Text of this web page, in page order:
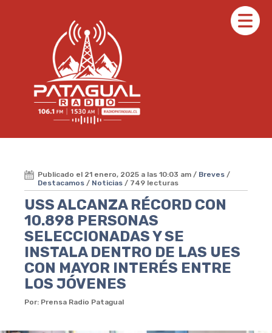
Publicado el 21 enero, 2025 a las 10:03 am / Breves /
Destacamos / Noticias / 749 lecturas
USS ALCANZA RÉCORD CON
10.898 PERSONAS
SELECCIONADAS Y SE
INSTALA DENTRO DE LAS UES
CON MAYOR INTERÉS ENTRE
LOS JÓVENES
Por: Prensa Radio Patagual